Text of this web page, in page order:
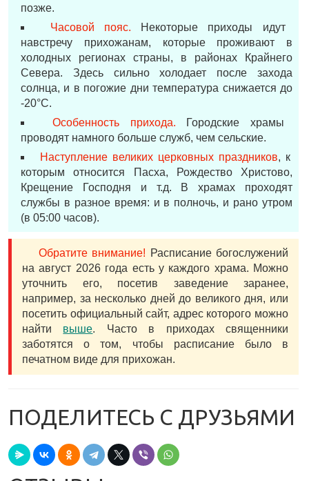
позже.
Часовой пояс. Некоторые приходы идут
навстречу прихожанам, которые проживают в
холодных регионах страны, в районах Крайнего
Севера. Здесь сильно холодает после захода
солнца, и в погожие дни температура снижается до
-20°С.
Особенность прихода. Городские храмы
проводят намного больше служб, чем сельские.
Наступление великих церковных праздников, к
которым относится Пасха, Рождество Христово,
Крещение Господня и т.д. В храмах проходят
службы в разное время: и в полночь, и рано утром
(в 05:00 часов).
Обратите внимание! Расписание богослужений
на август 2026 года есть у каждого храма. Можно
уточнить его, посетив заведение заранее,
например, за несколько дней до великого дня, или
посетить официальный сайт, адрес которого можно
найти выше. Часто в приходах священники
заботятся о том, чтобы расписание было в
печатном виде для прихожан.
ПОДЕЛИТЕСЬ С ДРУЗЬЯМИ